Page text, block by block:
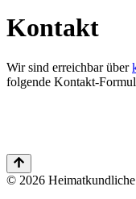
Kontakt
Wir sind erreichbar über
folgende Kontakt-
© 2026